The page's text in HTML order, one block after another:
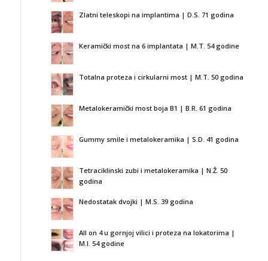
Zlatni teleskopi na implantima | D.S. 71 godina
Keramički most na 6 implantata | M.T. 54 godine
Totalna proteza i cirkularni most | M.T. 50 godina
Metalokeramički most boja B1 | B.R. 61 godina
Gummy smile i metalokeramika | S.D. 41 godina
Tetraciklinski zubi i metalokeramika | N.Ž. 50
godina
Nedostatak dvojki | M.S. 39 godina
All on 4 u gornjoj vilici i proteza na lokatorima |
M.I. 54 godine